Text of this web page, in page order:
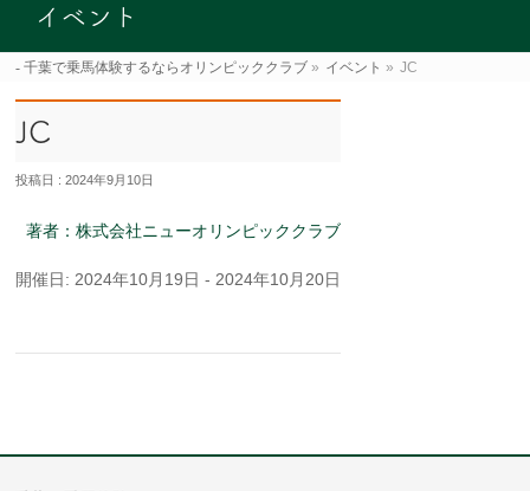
イベント
千葉で乗馬体験するならオリンピッククラブ » イベント » JC
JC
投稿日 : 2024年9月10日
著者：株式会社ニューオリンピッククラブ
開催日: 2024年10月19日 - 2024年10月20日